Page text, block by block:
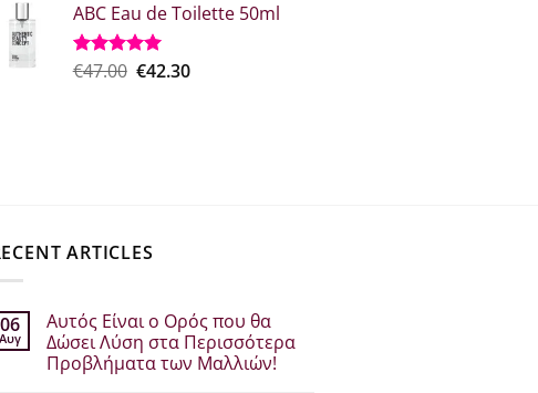
was:
€37.30.
τιμή
€29.84.
ABC Eau de Toilette 50ml
Rated5.00
€47.00 Original
€42.30The
ARTICLES
06
Αυγ
Αυτός Είναι ο Ορός που θα
Δώσει Λύση στα Περισσότερα
Προβλήματα των Μαλλιών!